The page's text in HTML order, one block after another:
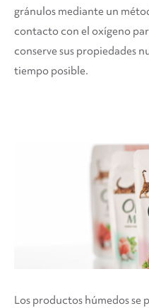
gránulos mediante un
contacto con el oxígeno
conserve sus propiedades
tiempo posible.
Los productos húmedos se